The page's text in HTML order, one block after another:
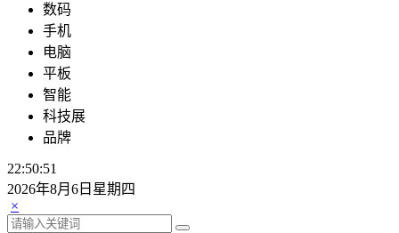
数码
手机
电脑
平板
智能
科技展
品牌
22:50:52
2026年8月6日星期四
×